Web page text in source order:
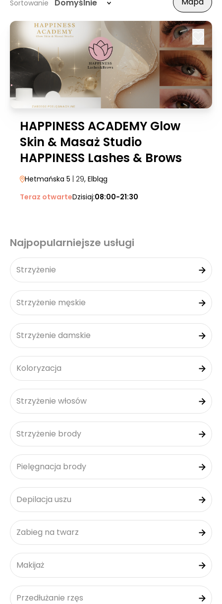
Sortowanie Domyślnie
HAPPINESS ACADEMY Glow
Skin & Masaż Studio
HAPPINESS Lashes & Brows
Hetmańska 5 | 29, Elbląg
Teraz otwarteDzisiaj:08:00-21:30
Najpopularniejsze usługi
Strzyżenie
Strzyżenie męskie
Strzyżenie damskie
Koloryzacja
Strzyżenie włosów
Strzyżenie brody
Pielęgnacja brody
Depilacja uszu
Zabieg na twarz
Makijaż
Przedłużanie rzęs